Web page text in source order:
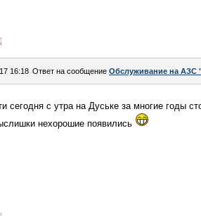
16:18 Ответ на сообщение Обслуживание на АЗС
сегодня с утра на Дуське за многие годы
нехорошие появились